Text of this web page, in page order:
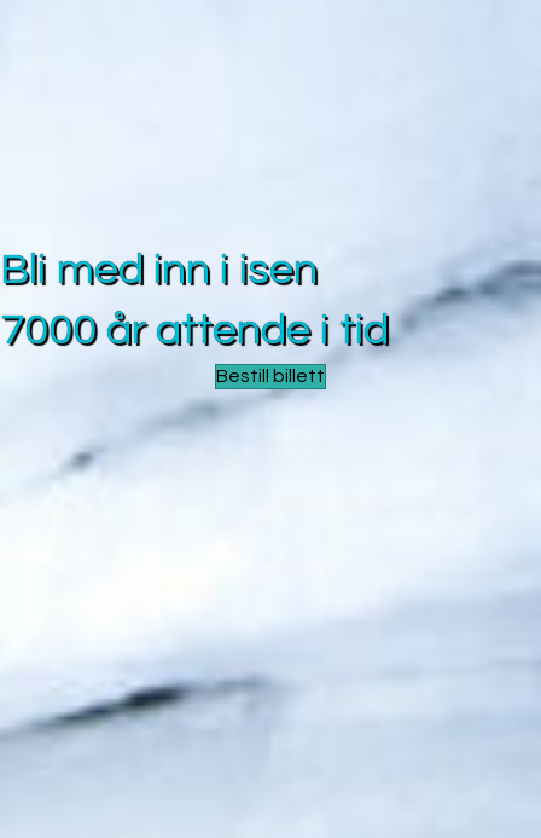
Bli med inn i isen
7000 år attende i tid
Bestill billett